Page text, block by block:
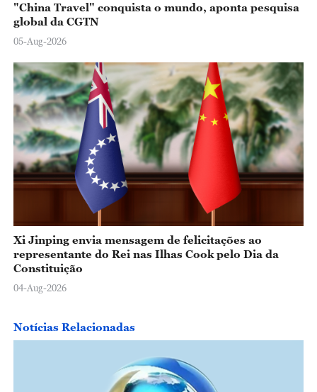
"China Travel" conquista o mundo, aponta pesquisa
global da CGTN
05-Aug-2026
Xi Jinping envia mensagem de felicitações ao
representante do Rei nas Ilhas Cook pelo Dia da
Constituição
04-Aug-2026
Notícias Relacionadas